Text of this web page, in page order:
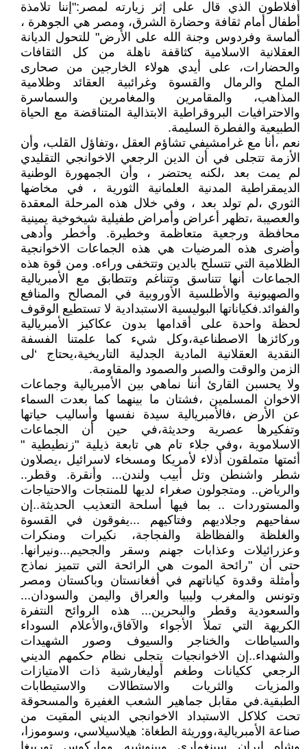
أفلاطون الذي قال على إثر زيارته لمصر:"إننا تلامذة
أطفال أمام ثقافة وحضارة الشرق، ومصر هي الجوهرة ،
ألماسة وفردوس وجنة الله على الأرض" للتحول الديانة
العقلانية الاسلامية كثاقفة ناهلة من كل الثقافات
والحضارات، على أيدي هولاء الخارجين من صحارى
الملح والرمال والقسوة وغرائبية العقائد وظلامية
المذاهب، والمقامرين والمغامرين والسماسرة
والاحترافيات البروقراطية الابتذالية المتناقضة مع الحياة
الطبيعية والفطرة السليمة.
نعم ،أنا مع غرامشيفي تشاؤم العقل ،وتفاؤل القلب، وأن
الأزمة تتجلى في أن الدين الرجعي الاخوانجي التقليدي
لم يمت بعد ،لكنه يحتضر ، وأن الجمهورة الوطنية
الديمقراطية المدنية العلمانية الثورية ، في مخاضها
الثوري ،لم تولد بعد ، وفي خلال هذه المرحلة المعقدة
والعصيبة ،تظهر أعراض وأمراض طفيلية شيخوخية يمينية
محافظة ورجعية متعاظمة وخطيرة. وأخطر وأدهى
وأضرى هذه المرضيات هي هذه الجماعات الاخوانجية
الظلامية التي تتسلح بالدين وتتخفى وراءه. ومن قوة هذه
الجماعات أنها تتناسق وتتناغم وتتطابق مع الأمبريالية
والصهيونية والأطلسية الأوروبية في المصالح والمنافع
والفوائد.فكياناتها البوليسية الاستبدادية لا تستطيع الوقوف
لحظة واحدة على أقدامها بدون عكاكيز الأمبريالية
وركائزها الاصطناعية،وكل شيء كما علمتنا الفسفة
النقدية العقلانية المادية الجدلية التاريخية،يحتاج ‘لى
الزمن والوقت والصبر والصمود والمقاومة.
ولا يحسبن القارئ أننا نماهي بين الأمبريالية وجماعات
الاخوان المسلمين ،فشتان ما بينهما كما بعدت السماء
عن الأرض ،فالأمبريالية سيدة نفسها وأساليب حياتها
وتفكيرها عصرية وحديثة،في حين أن الجماعات
الاسلاموية ،وفي جلاء تام هي تابعة ذيلية "زنطيطية "
أئمتها متملقون أذلاء لأمريكا ومسخاء لاسرائيل ،يصلاون
شطر واشنطن وتل أبيب ولندن... وأنقرة. وقطر..
والرياض.. ومتجولون صغراء لديها للمنتجات والاحتياجات
والمستوردات .. بما فيها أسلحة التعذيب الحديثة..إن
سفاحيهم وجلاديهم وفتاكيهم ...يفوقون في القسوة
والغلظة والفظاظة والفجاجة، نكيرات ومنكرات
وعزرائيلات وعذابات جهنم وسقر والجحيم...ونيرانها.
حتى أن "رائحة الموت هي الرائحة التي تتميز نماذج
وأمثلة وقدوة كياناتهم في أفغانستان وباكستان ومصر
وتونس والمغرب وليبيا والعراق واليمن والسودان...
والسعودية وقطر والبحرين... هذه الروائح النتفرة
الكريهة التي تملأ الأجواء والآفاق،والأعلام السوداء
والسياطات والخناجر والسيوف وصور الشهيدات
والشهداء..إن الاخوانجيات يتجلى نظام حكمهم الديني
الرجعي ككيانات وطغم أوليغارشية ذات الامتيازات
والمزيات والثريات والاستطالات والاستيطابات
الطبقية.في مقابل جماهير الشعب الغفيرة والمسحوقة
تحت كلاكل الاستبداد الاخوانجي الديني المقيت من
صناعة الأمبريالية،ووريثة الطغاة: هيلاسيلاسي، وسوموزا،